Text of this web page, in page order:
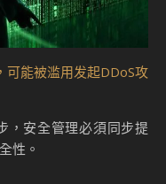
採取行動，修補這些漏
者而言，保持警惕並採
系統免受潛在攻擊是至